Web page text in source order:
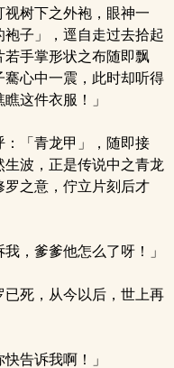
树下之外袍，眼神一
子」，逕自走过去拾起
手掌形状之布随即飘
心中一震，此时却听得
这件衣服！」
「青龙甲」，随即接
波，正是传说中之青龙
之意，佇立片刻后才
，爹爹他怎么了呀！」
死，从今以后，世上再
告诉我啊！」